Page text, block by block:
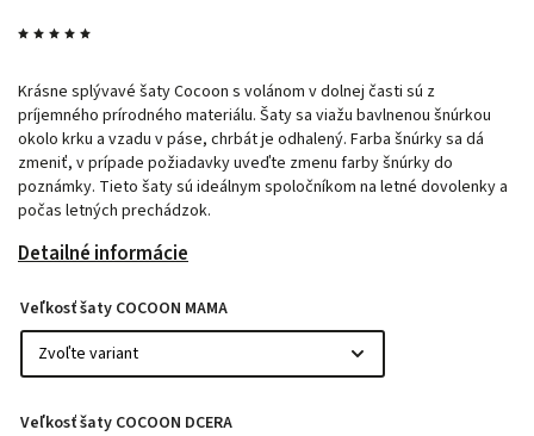
Krásne splývavé šaty Cocoon s volánom v dolnej časti sú z
príjemného prírodného materiálu. Šaty sa viažu bavlnenou šnúrkou
okolo krku a vzadu v páse, chrbát je odhalený. Farba šnúrky sa dá
zmeniť, v prípade požiadavky uveďte zmenu farby šnúrky do
poznámky. Tieto šaty sú ideálnym spoločníkom na letné dovolenky a
počas letných prechádzok.
Detailné informácie
Veľkosť šaty COCOON MAMA
Veľkosť šaty COCOON DCERA